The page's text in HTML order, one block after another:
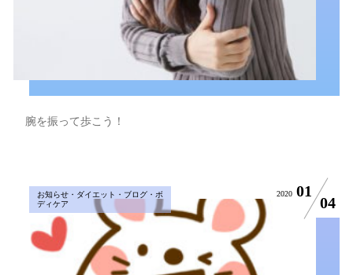
腕を振って歩こう！
お知らせ・ダイエット・ブログ・ボ
ディケア
2020 01
04